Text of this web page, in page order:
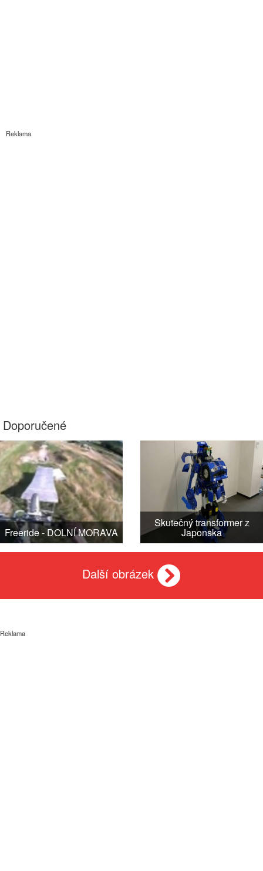
Reklama
Doporučené
Freeride - DOLNÍ MORAVA
Skutečný transformer z
Japonska
Další obrázek
Reklama